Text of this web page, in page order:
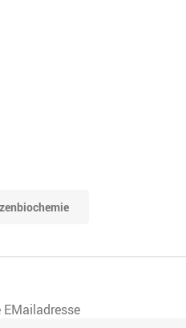
EMailadresse